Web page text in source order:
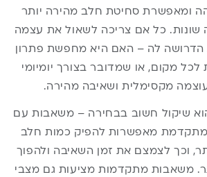
ומאפשרת סחיטת חלב מהירה יותר
שונות. כל אם צריכה לשאול את עצמה
הדרושה לה – האם היא מחפשת פתרון
מקום, או שמדובר בצורך יומיומי
מקסימלית ושאיבה מהירה.
שיקול חשוב בבחירה – משאבות עם
מתקדמת מאפשרות להפיק כמות חלב
וכך לצמצם את זמן השאיבה ולהפוך
משאבות מתקדמות מציעות גם מצבי